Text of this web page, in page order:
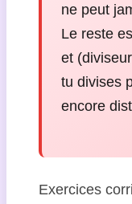
ne peut
Le reste
et
tu divises
encore
Exercices